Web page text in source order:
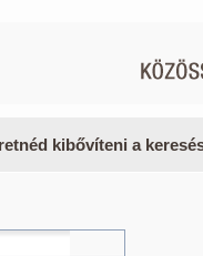
kibővíteni a